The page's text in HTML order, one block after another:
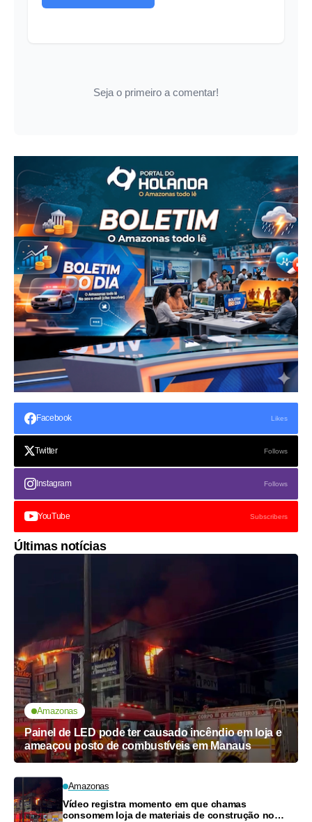
Seja o primeiro a comentar!
Facebook Likes
Twitter Follows
Instagram Follows
YouTube Subscribers
Últimas notícias
Amazonas
Painel de LED pode ter causado incêndio em loja e
ameaçou posto de combustíveis em Manaus
Amazonas
Vídeo registra momento em que chamas
consomem loja de materiais de construção no